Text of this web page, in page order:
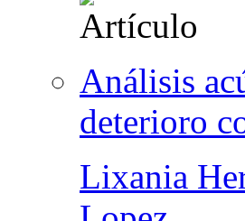
Análisis
deterioro
Lixania